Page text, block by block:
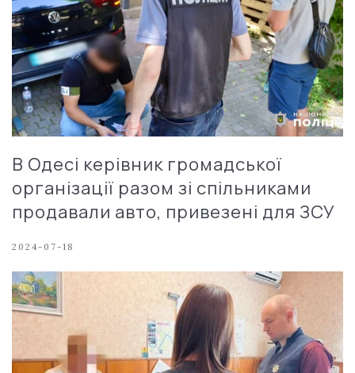
В Одесі керівник громадської
організації разом зі спільниками
продавали авто, привезені для ЗСУ
2024-07-18